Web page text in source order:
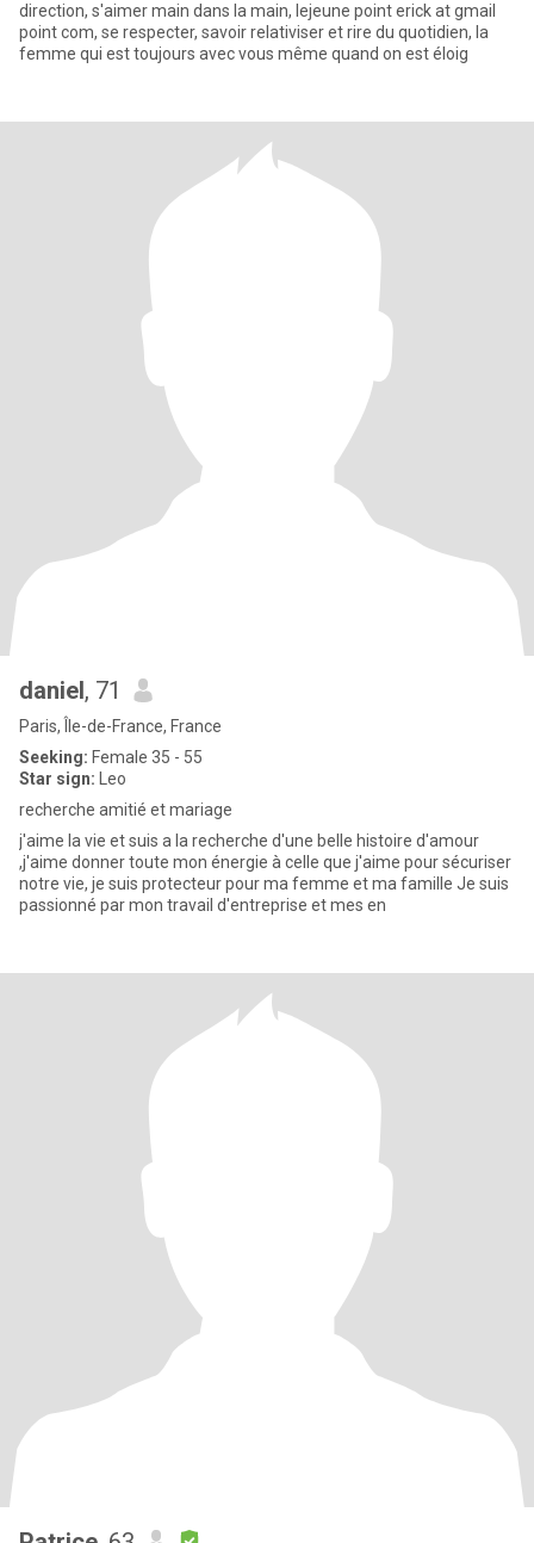
direction, s'aimer main dans la main, lejeune point erick at gmail
point com, se respecter, savoir relativiser et rire du quotidien, la
femme qui est toujours avec vous même quand on est éloig
daniel, 71
Paris, Île-de-France, France
Seeking: Female 35 - 55
Star sign: Leo
recherche amitié et mariage
j'aime la vie et suis a la recherche d'une belle histoire d'amour
,j'aime donner toute mon énergie à celle que j'aime pour sécuriser
notre vie, je suis protecteur pour ma femme et ma famille Je suis
passionné par mon travail d'entreprise et mes en